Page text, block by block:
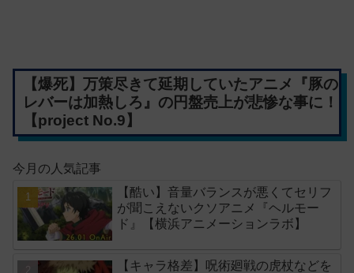
【爆死】万策尽きて延期していたアニメ『豚の
レバーは加熱しろ』の円盤売上が悲惨な事に！
【project No.9】
今月の人気記事
【酷い】音量バランスが悪くてセリフ
が聞こえないクソアニメ『ヘルモー
ド』【横浜アニメーションラボ】
【キャラ格差】呪術廻戦の虎杖などを